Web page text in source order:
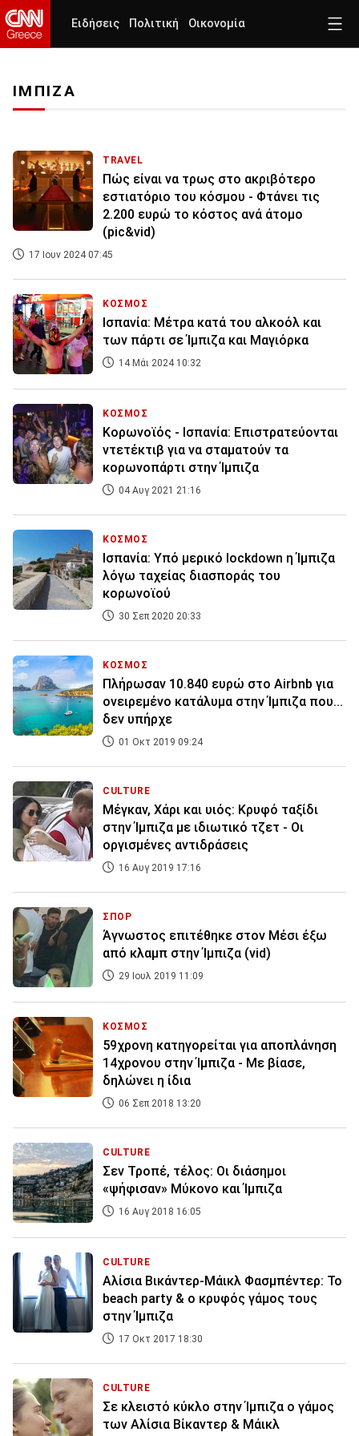
Ειδήσεις Πολιτική Οικονομία
ΙΜΠΙΖΑ
TRAVEL
Πώς είναι να τρως στο ακριβότερο
εστιατόριο του κόσμου - Φτάνει τις
2.200 ευρώ το κόστος ανά άτομο
(pic&vid)
17 Ιουν 2024 07:45
ΚΟΣΜΟΣ
Ισπανία: Μέτρα κατά του αλκοόλ και
των πάρτι σε Ίμπιζα και Μαγιόρκα
14 Μάι 2024 10:32
ΚΟΣΜΟΣ
Κορωνοϊός - Ισπανία: Επιστρατεύονται
ντετέκτιβ για να σταματούν τα
κορωνοπάρτι στην Ίμπιζα
04 Αυγ 2021 21:16
ΚΟΣΜΟΣ
Ισπανία: Υπό μερικό lockdown η Ίμπιζα
λόγω ταχείας διασποράς του
κορωνοϊού
30 Σεπ 2020 20:33
ΚΟΣΜΟΣ
Πλήρωσαν 10.840 ευρώ στο Airbnb για
ονειρεμένο κατάλυμα στην Ίμπιζα που...
δεν υπήρχε
01 Οκτ 2019 09:24
CULTURE
Μέγκαν, Χάρι και υιός: Κρυφό ταξίδι
στην Ίμπιζα με ιδιωτικό τζετ - Οι
οργισμένες αντιδράσεις
16 Αυγ 2019 17:16
ΣΠΟΡ
Άγνωστος επιτέθηκε στον Μέσι έξω
από κλαμπ στην Ίμπιζα (vid)
29 Ιουλ 2019 11:09
ΚΟΣΜΟΣ
59χρονη κατηγορείται για αποπλάνηση
14χρονου στην Ίμπιζα - Με βίασε,
δηλώνει η ίδια
06 Σεπ 2018 13:20
CULTURE
Σεν Τροπέ, τέλος: Οι διάσημοι
«ψήφισαν» Μύκονο και Ίμπιζα
16 Αυγ 2018 16:05
CULTURE
Αλίσια Βικάντερ-Μάικλ Φασμπέντερ: Το
beach party & ο κρυφός γάμος τους
στην Ίμπιζα
17 Οκτ 2017 18:30
CULTURE
Σε κλειστό κύκλο στην Ίμπιζα ο γάμος
των Αλίσια Βίκαντερ & Μάικλ